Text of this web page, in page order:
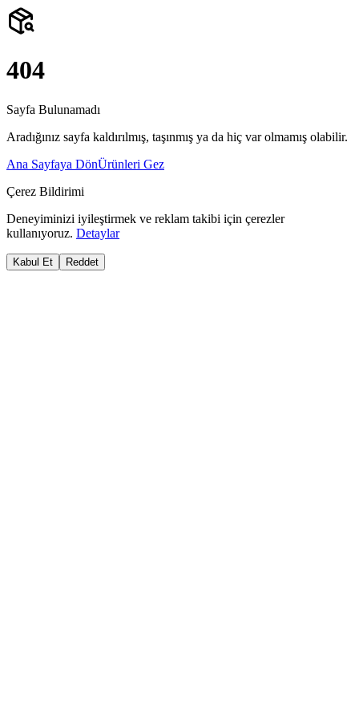
404
Sayfa Bulunamadı
Aradığınız sayfa kaldırılmış, taşınmış ya da hiç var olmamış olabilir.
Ana Sayfaya DönÜrünleri Gez
Çerez Bildirimi
Deneyiminizi iyileştirmek ve reklam takibi için çerezler
kullanıyoruz. Detaylar
Kabul Et Reddet